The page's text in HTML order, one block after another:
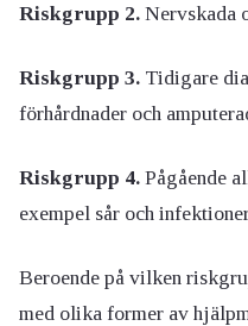
Riskgrupp 2. Nervskada
Riskgrupp 3. Tidigare
förhårdnader och
Riskgrupp 4. Pågående
exempel sår och
Beroende på vilken
med olika former av